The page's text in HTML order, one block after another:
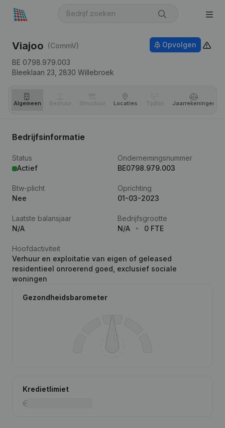
Viajoo (CommV)
BE 0798.979.003
Bleeklaan 23, 2830 Willebroek
Opvolgen
Algemeen Bestuur Structuur Locaties Tijdlijn Jaar­rekeningen
Bedrijfsinformatie
Status
Actief
Ondernemingsnummer
BE0798.979.003
Btw-plicht
Nee
Oprichting
01-03-2023
Laatste balansjaar
N/A
Bedrijfsgrootte
N/A
0 FTE
Hoofdactiviteit
Verhuur en exploitatie van eigen of geleased
residentieel onroerend goed, exclusief sociale
woningen
Gezondheidsbarometer
Kredietlimiet